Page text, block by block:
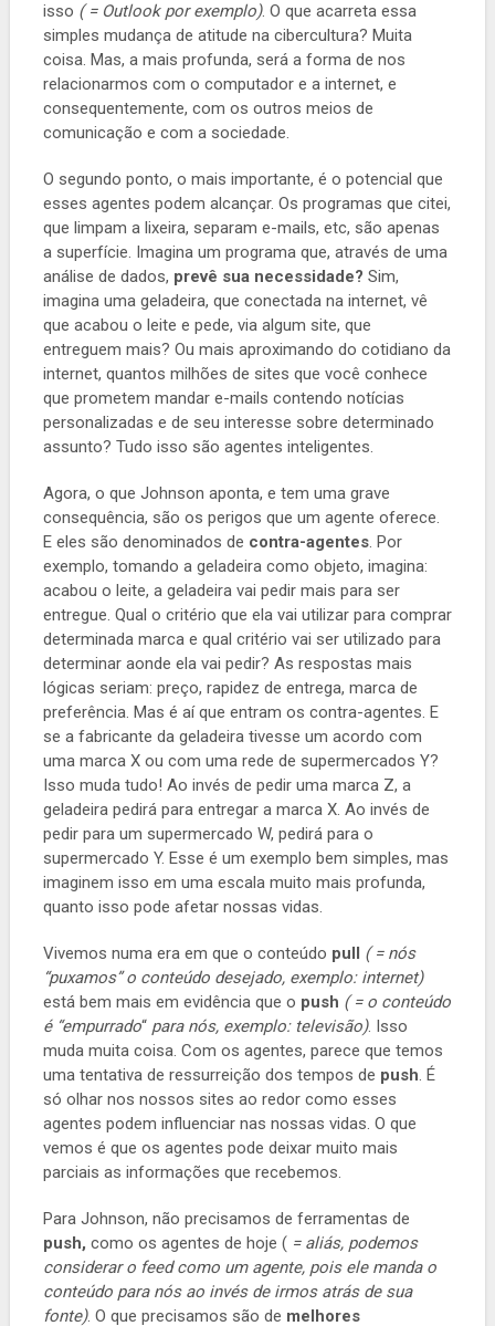
isso ( = Outlook por exemplo). O que acarreta essa
simples mudança de atitude na cibercultura? Muita
coisa. Mas, a mais profunda, será a forma de nos
relacionarmos com o computador e a internet, e
consequentemente, com os outros meios de
comunicação e com a sociedade.
O segundo ponto, o mais importante, é o potencial que
esses agentes podem alcançar. Os programas que citei,
que limpam a lixeira, separam e-mails, etc, são apenas
a superfície. Imagina um programa que, através de uma
análise de dados, prevê sua necessidade? Sim,
imagina uma geladeira, que conectada na internet, vê
que acabou o leite e pede, via algum site, que
entreguem mais? Ou mais aproximando do cotidiano da
internet, quantos milhões de sites que você conhece
que prometem mandar e-mails contendo notícias
personalizadas e de seu interesse sobre determinado
assunto? Tudo isso são agentes inteligentes.
Agora, o que Johnson aponta, e tem uma grave
consequência, são os perigos que um agente oferece.
E eles são denominados de contra-agentes. Por
exemplo, tomando a geladeira como objeto, imagina:
acabou o leite, a geladeira vai pedir mais para ser
entregue. Qual o critério que ela vai utilizar para comprar
determinada marca e qual critério vai ser utilizado para
determinar aonde ela vai pedir? As respostas mais
lógicas seriam: preço, rapidez de entrega, marca de
preferência. Mas é aí que entram os contra-agentes. E
se a fabricante da geladeira tivesse um acordo com
uma marca X ou com uma rede de supermercados Y?
Isso muda tudo! Ao invés de pedir uma marca Z, a
geladeira pedirá para entregar a marca X. Ao invés de
pedir para um supermercado W, pedirá para o
supermercado Y. Esse é um exemplo bem simples, mas
imaginem isso em uma escala muito mais profunda,
quanto isso pode afetar nossas vidas.
Vivemos numa era em que o conteúdo pull ( = nós
“puxamos” o conteúdo desejado, exemplo: internet)
está bem mais em evidência que o push ( = o conteúdo
é “empurrado“para nós, exemplo: televisão). Isso
muda muita coisa. Com os agentes, parece que temos
uma tentativa de ressurreição dos tempos de push. É
só olhar nos nossos sites ao redor como esses
agentes podem influenciar nas nossas vidas. O que
vemos é que os agentes pode deixar muito mais
parciais as informações que recebemos.
Para Johnson, não precisamos de ferramentas de
push, como os agentes de hoje (= aliás, podemos
considerar o feed como um agente, pois ele manda o
conteúdo para nós ao invés de irmos atrás de sua
fonte). O que precisamos são de melhores